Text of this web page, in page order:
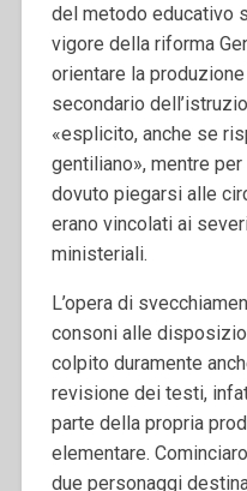
del metodo educativo
vigore della riforma
orientare la
secondario
«esplicito, anche se
gentiliano», mentre
dovuto piegarsi alle
erano vincolati ai
ministeriali.
L’opera di
consoni alle
colpito duramente
revisione dei testi,
parte della propria
elementare.
due personaggi